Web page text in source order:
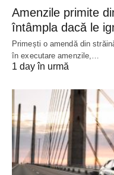
Amenzile primite
întâmpla dacă le
Primești o amendă din
în executare amenzile,…
1 day în urmă